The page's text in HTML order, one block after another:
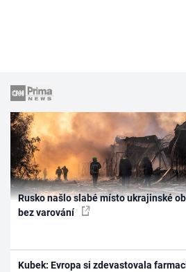
Rusko našlo slabé místo ukrajinské
bez varování
Kubek: Evropa si zdevastovala